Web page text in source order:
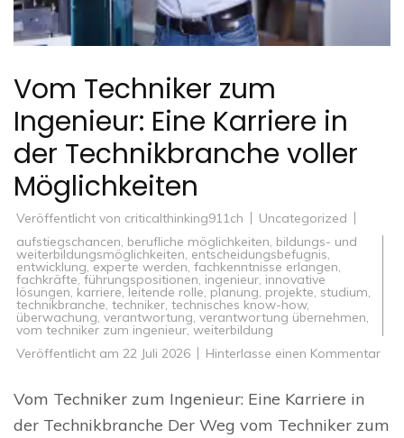
Vom Techniker zum
Ingenieur: Eine Karriere in
der Technikbranche voller
Möglichkeiten
Veröffentlicht von criticalthinking911ch
Uncategorized
aufstiegschancen, berufliche möglichkeiten, bildungs- und
weiterbildungsmöglichkeiten, entscheidungsbefugnis,
entwicklung,experte werden, fachkenntnisse erlangen,
fachkräfte,führungspositionen, ingenieur, innovative
lösungen, karriere,leitende rolle, planung, projekte, studium,
technikbranche, techniker, technisches know-how,
überwachung, verantwortung, verantwortung übernehmen,
vom techniker zum ingenieur,weiterbildung
Veröffentlicht am 22 Juli 2026 Hinterlasse einen Kommentarzu
Vom Techniker zum Ingenieur: Eine Karriere in
der Technikbranche Der Weg vom Techniker zum